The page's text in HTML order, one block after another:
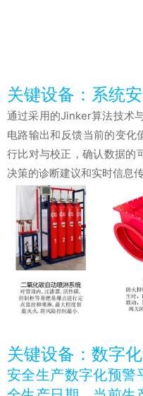
关键设备：系统
通过采用的Jinker算法技术
电路输出和反馈当前的变
行比对与校正，确认数据的
决策的诊断建议和实时信息
关键设备：数字
安全生产数字化预警